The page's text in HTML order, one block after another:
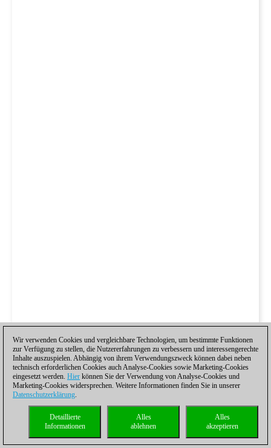
Wir verwenden Cookies und vergleichbare Technologien, um bestimmte Funktionen
zur Verfügung zu stellen, die Nutzererfahrungen zu verbessern und interessengerechte
Inhalte auszuspielen. Abhängig von ihrem Verwendungszweck können dabei neben
technisch erforderlichen Cookies auch Analyse-Cookies sowie Marketing-Cookies
eingesetzt werden. Hier können Sie der Verwendung von Analyse-Cookies und
Marketing-Cookies widersprechen. Weitere Informationen finden Sie in unserer
Datenschutzerklärung.
Alles
akzeptieren
Alles
ablehnen
Detaillierte
Informationen